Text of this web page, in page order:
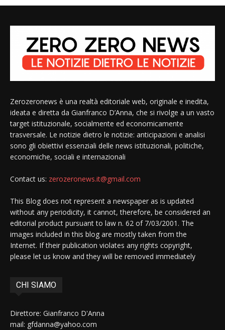
Zerozeronews è una realtà editoriale web, originale e inedita,
ideata e diretta da Gianfranco D’Anna, che si rivolge a un vasto
target istituzionale, socialmente ed economicamente
trasversale. Le notizie dietro le notizie: anticipazioni e analisi
sono gli obiettivi essenziali delle news istituzionali, politiche,
economiche, sociali e internazionali
Contact us: zerozeronews.it@gmail.com
This Blog does not represent a newspaper as is updated
without any periodicity, it cannot, therefore, be considered an
editorial product pursuant to law n. 62 of 7/03/2001. The
images included in this blog are mostly taken from the
Internet. If their publication violates any rights copyright,
please let us know and they will be removed immediately
CHI SIAMO
Direttore: Gianfranco D'Anna
mail: gfdanna@yahoo.com